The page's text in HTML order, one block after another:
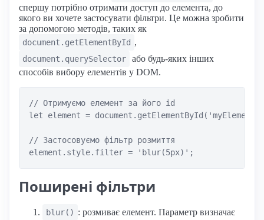
спершу потрібно отримати доступ до елемента, до
якого ви хочете застосувати фільтри. Це можна зробити
за допомогою методів, таких як
document.getElementById ,
document.querySelector
або будь-яких інших
способів вибору елементів у DOM.
// Отримуємо елемент за його id
let element =
// Застосовуємо фільтр розмиття
Поширені фільтри
blur() : розмиває елемент. Параметр визначає